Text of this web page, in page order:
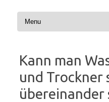
Kann man
und Trockner
übereinander